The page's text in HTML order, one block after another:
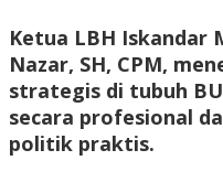
‎Ketua LBH Iskandar
Nazar, SH, CPM,
strategis di tubuh
secara profesional
politik praktis.